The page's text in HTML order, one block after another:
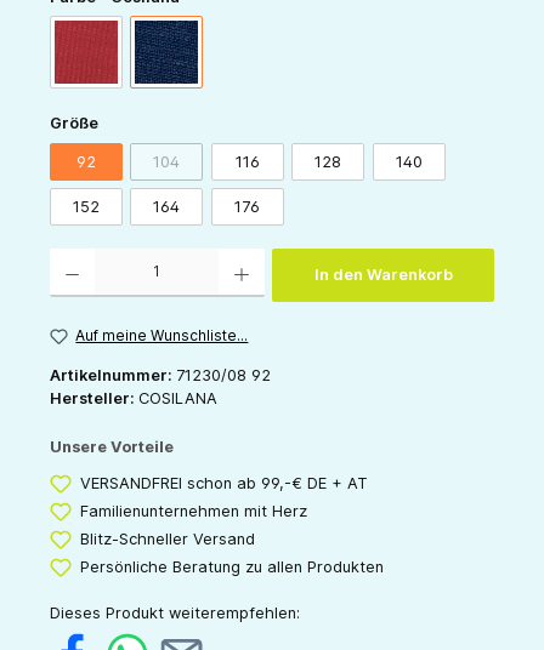
marine
Größeauswählen
92 104(Diese Option ist zurzeit nicht verfügbar.)
116 128 140
152 164 176
In den Warenkorb
Auf meine Wunschliste...
Artikelnummer: 71230/08 92
Hersteller: COSILANA
Unsere Vorteile
VERSANDFREI schon ab 99,-€ DE + AT
Familienunternehmen mit Herz
Blitz-Schneller Versand
Persönliche Beratung zu allen Produkten
Dieses Produkt weiterempfehlen: